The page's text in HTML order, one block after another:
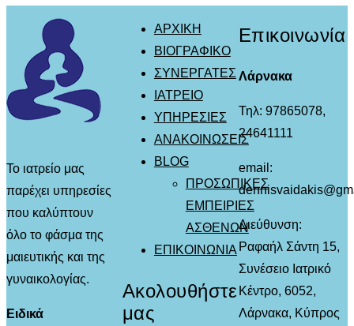
Το ιατρείο μας
παρέχει υπηρεσίες
που καλύπτουν
όλο το φάσμα της
μαιευτικής και της
γυναικολογίας.
Ειδικά
ΑΡΧΙΚΗ
ΒΙΟΓΡΑΦΙΚΟ
ΣΥΝΕΡΓΑΤΕΣ
ΙΑΤΡΕΙΟ
ΥΠΗΡΕΣΙΕΣ
ΑΝΑΚΟΙΝΩΣΕΙΣ
BLOG
ΠΡΟΣΩΠΙΚΕΣ
ΕΜΠΕΙΡΙΕΣ
ΑΣΘΕΝΩΝ
ΕΠΙΚΟΙΝΩΝΙΑ
Ακολουθήστε
μας
Επικοινωνία
Λάρνακα
Τηλ: 97865078,
24641111
email:
Διεύθυνση:
Ραφαήλ Σάντη 15,
Συνέσειο Ιατρικό
Κέντρο, 6052,
Λάρνακα, Κύπρος